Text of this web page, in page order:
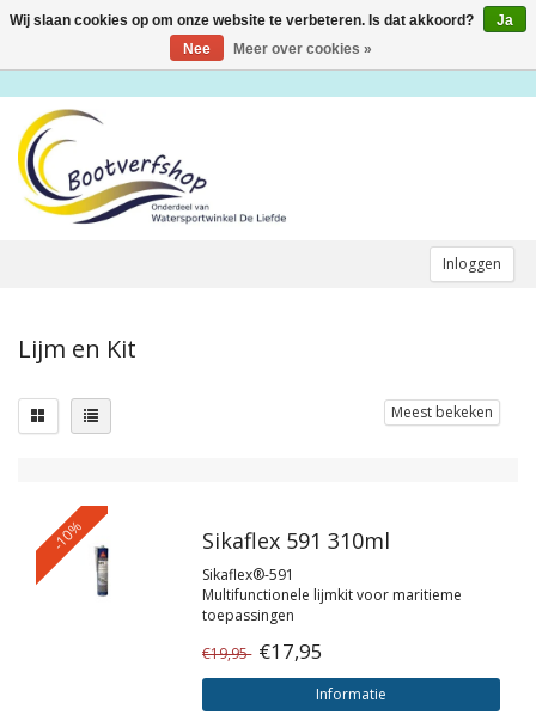
Inloggen
Toggle
Lijm en Kit
Meest bekeken
-10% Sikaflex 591 310ml
Sikaflex®-591
Multifunctionele lijmkit voor maritieme
toepassingen
€19,95 €17,95
Informatie
Wij slaan cookies op om onze website te verbeteren. Is dat akkoord?
Ja
Nee
Meer over cookies »